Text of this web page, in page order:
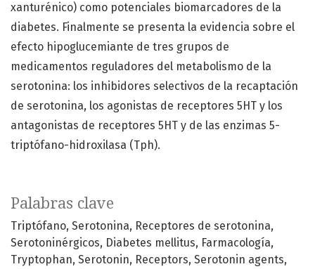
Palabras clave
Triptófano Serotonina
Receptores de serotonina
Serotoninérgicos
Diabetes mellitus
Farmacología
Tryptophan Serotonin Receptors Serotonin agents
xanturénico) como potenciales biomarcadores de la
diabetes. Finalmente se presenta la evidencia sobre el
efecto hipoglucemiante de tres grupos de
medicamentos reguladores del metabolismo de la
serotonina: los inhibidores selectivos de la recaptación
de serotonina, los agonistas de receptores 5HT y los
antagonistas de receptores 5HT y de las enzimas 5-
triptófano-hidroxilasa (Tph).